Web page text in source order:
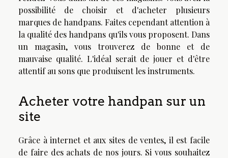
possibilité de choisir et d'acheter plusieurs
marques de handpans. Faites cependant attention à
la qualité des handpans qu'ils vous proposent. Dans
un magasin, vous trouverez de bonne et de
mauvaise qualité. L'idéal serait de jouer et d'être
attentif au sons que produisent les instruments.
Acheter votre handpan sur un
site
Grâce à internet et aux sites de ventes, il est facile
de faire des achats de nos jours. Si vous souhaitez